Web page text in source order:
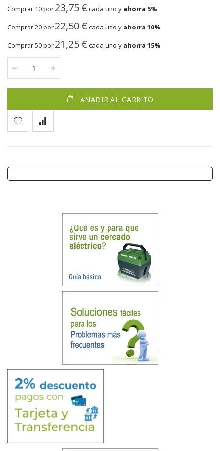
Comprar 10 por 23,75 € cada uno y ahorra 5%
Comprar 20 por 22,50 € cada uno y ahorra 10%
Comprar 50 por 21,25 € cada uno y ahorra 15%
AÑADIR AL CARRITO